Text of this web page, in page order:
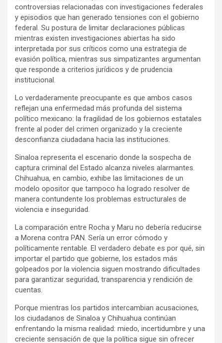
controversias relacionadas con investigaciones federales
y episodios que han generado tensiones con el gobierno
federal. Su postura de limitar declaraciones públicas
mientras existen investigaciones abiertas ha sido
interpretada por sus críticos como una estrategia de
evasión política, mientras sus simpatizantes argumentan
que responde a criterios jurídicos y de prudencia
institucional.
Lo verdaderamente preocupante es que ambos casos
reflejan una enfermedad más profunda del sistema
político mexicano: la fragilidad de los gobiernos estatales
frente al poder del crimen organizado y la creciente
desconfianza ciudadana hacia las instituciones.
Sinaloa representa el escenario donde la sospecha de
captura criminal del Estado alcanza niveles alarmantes.
Chihuahua, en cambio, exhibe las limitaciones de un
modelo opositor que tampoco ha logrado resolver de
manera contundente los problemas estructurales de
violencia e inseguridad.
La comparación entre Rocha y Maru no debería reducirse
a Morena contra PAN. Sería un error cómodo y
políticamente rentable. El verdadero debate es por qué, sin
importar el partido que gobierne, los estados más
golpeados por la violencia siguen mostrando dificultades
para garantizar seguridad, transparencia y rendición de
cuentas.
Porque mientras los partidos intercambian acusaciones,
los ciudadanos de Sinaloa y Chihuahua continúan
enfrentando la misma realidad: miedo, incertidumbre y una
creciente sensación de que la política sigue sin ofrecer